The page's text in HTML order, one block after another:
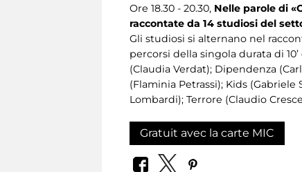
Ore 18.30 - 20.30, Nelle parole di
raccontate da 14 studiosi del
Gli studiosi si alternano nel
percorsi della singola durata di
(Claudia Verdat); Dipendenza
(Flaminia Petrassi); Kids
Lombardi); Terrore (Claudio
Gratuit avec la carte MIC